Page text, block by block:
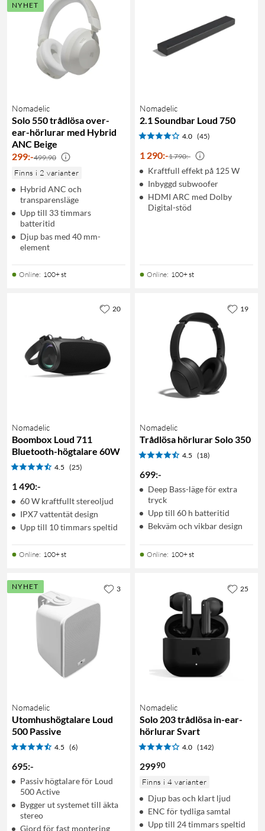
NYHET
Nomadelic
Solo 550 trådlösa over-
ear-hörlurar med Hybrid
ANC Beige
299:-499:90
Finns i 2 varianter
Hybrid ANC och
transparensläge
Upp till 33 timmars
batteritid
Djup bas med 40 mm-
element
Online: 100+ st
Nomadelic
2.1 Soundbar Loud 750
4.0 (45)
1 290:-1 790:-
Kraftfull effekt på 125 W
Inbyggd subwoofer
HDMI ARC med Dolby
Digital-stöd
Online: 100+ st
Nomadelic
Boombox Loud 711
Bluetooth-högtalare 60W
4.5 (25)
1 490:-
60 W kraftfullt stereoljud
IPX7 vattentät design
Upp till 10 timmars speltid
Online: 100+ st
20
Nomadelic
Trådlösa hörlurar Solo 350
4.5 (18)
699:-
Deep Bass-läge för extra
tryck
Upp till 60 h batteritid
Bekväm och vikbar design
Online: 100+ st
19
NYHET
Nomadelic
Utomhushögtalare Loud
500 Passive
4.5 (6)
695:-
Passiv högtalare för Loud
500 Active
Bygger ut systemet till äkta
stereo
Gjord för fast montering
3
Nomadelic
Solo 203 trådlösa in-ear-
hörlurar Svart
4.0 (142)
29990
Finns i 4 varianter
Djup bas och klart ljud
ENC för tydliga samtal
Upp till 24 timmars speltid
25